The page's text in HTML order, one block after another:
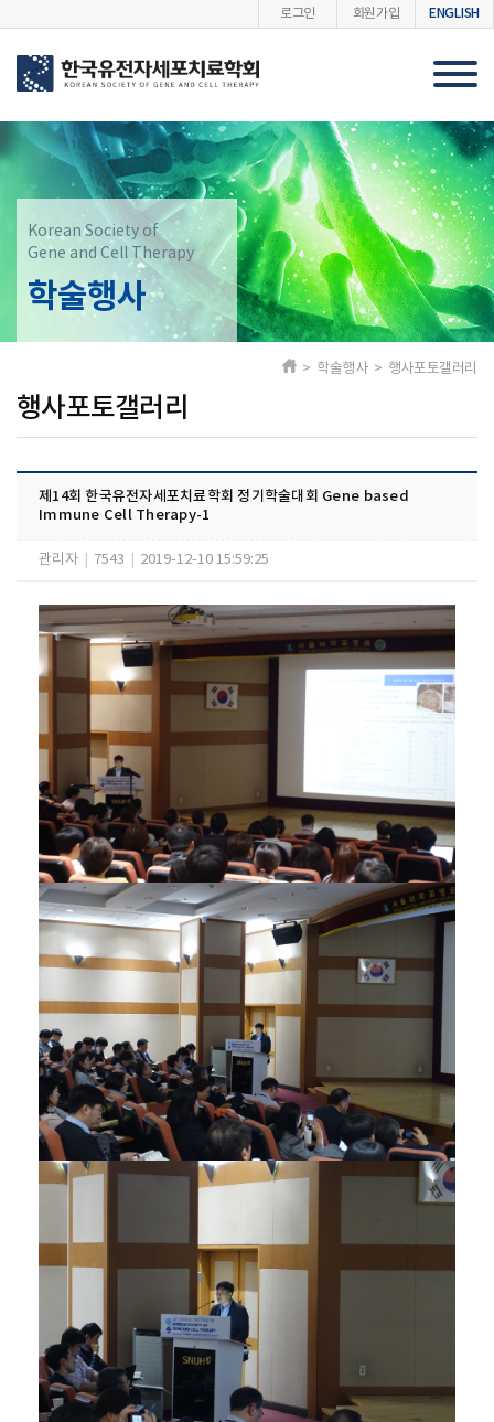
로그인 회원가입 ENGLISH
Korean Society of
Gene and Cell Therapy
학술행사
행사포토갤러리
> 학술행사 > 행사포토갤러리
제14회 한국유전자세포치료학회 정기학술대회 Gene based
Immune Cell Therapy-1
관리자 7543 2019-12-10 15:59:25